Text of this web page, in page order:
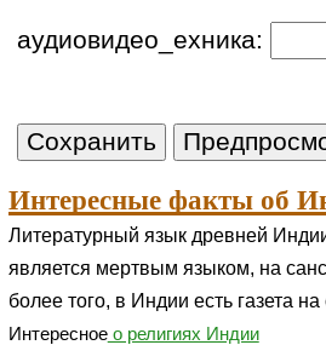
аудиовидео_ехника:
Интересные факты об
Литературный язык древней
является мертвым языком, на
более того, в Индии есть газета на
Интересноео религиях Индии